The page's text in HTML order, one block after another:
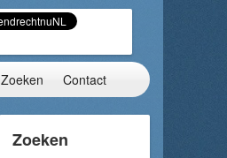
Zoeken Contact
Zoeken